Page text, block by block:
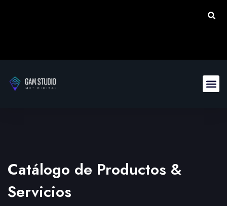
Catálogo de Productos &
Servicios